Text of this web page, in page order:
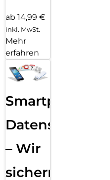
ab 14,99 €
inkl. MwSt.
Mehr
erfahren
Smartphone
Datensicherung
– Wir
sichern